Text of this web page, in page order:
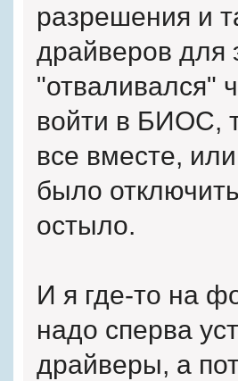
разрешения и
драйверов для
"отваливался"
войти в БИОС,
все вместе,
было
остыло.
И я где-то на
надо сперва
драйверы, а